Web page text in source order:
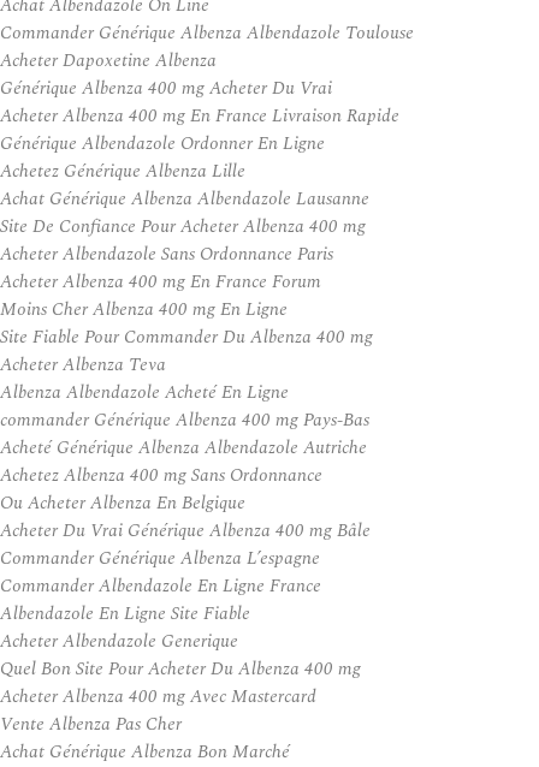
Commander Générique Albenza Albendazole Toulouse
Acheter Dapoxetine Albenza
Générique Albenza 400 mg Acheter Du Vrai
Acheter Albenza 400 mg En France Livraison Rapide
Générique Albendazole Ordonner En Ligne
Achetez Générique Albenza Lille
Achat Générique Albenza Albendazole Lausanne
Site De Confiance Pour Acheter Albenza 400 mg
Acheter Albendazole Sans Ordonnance Paris
Acheter Albenza 400 mg En France Forum
Moins Cher Albenza 400 mg En Ligne
Site Fiable Pour Commander Du Albenza 400 mg
Acheter Albenza Teva
Albenza Albendazole Acheté En Ligne
commander Générique Albenza 400 mg Pays-Bas
Acheté Générique Albenza Albendazole Autriche
Achetez Albenza 400 mg Sans Ordonnance
Ou Acheter Albenza En Belgique
Acheter Du Vrai Générique Albenza 400 mg Bâle
Commander Générique Albenza L’espagne
Commander Albendazole En Ligne France
Albendazole En Ligne Site Fiable
Acheter Albendazole Generique
Quel Bon Site Pour Acheter Du Albenza 400 mg
Acheter Albenza 400 mg Avec Mastercard
Vente Albenza Pas Cher
Achat Générique Albenza Bon Marché